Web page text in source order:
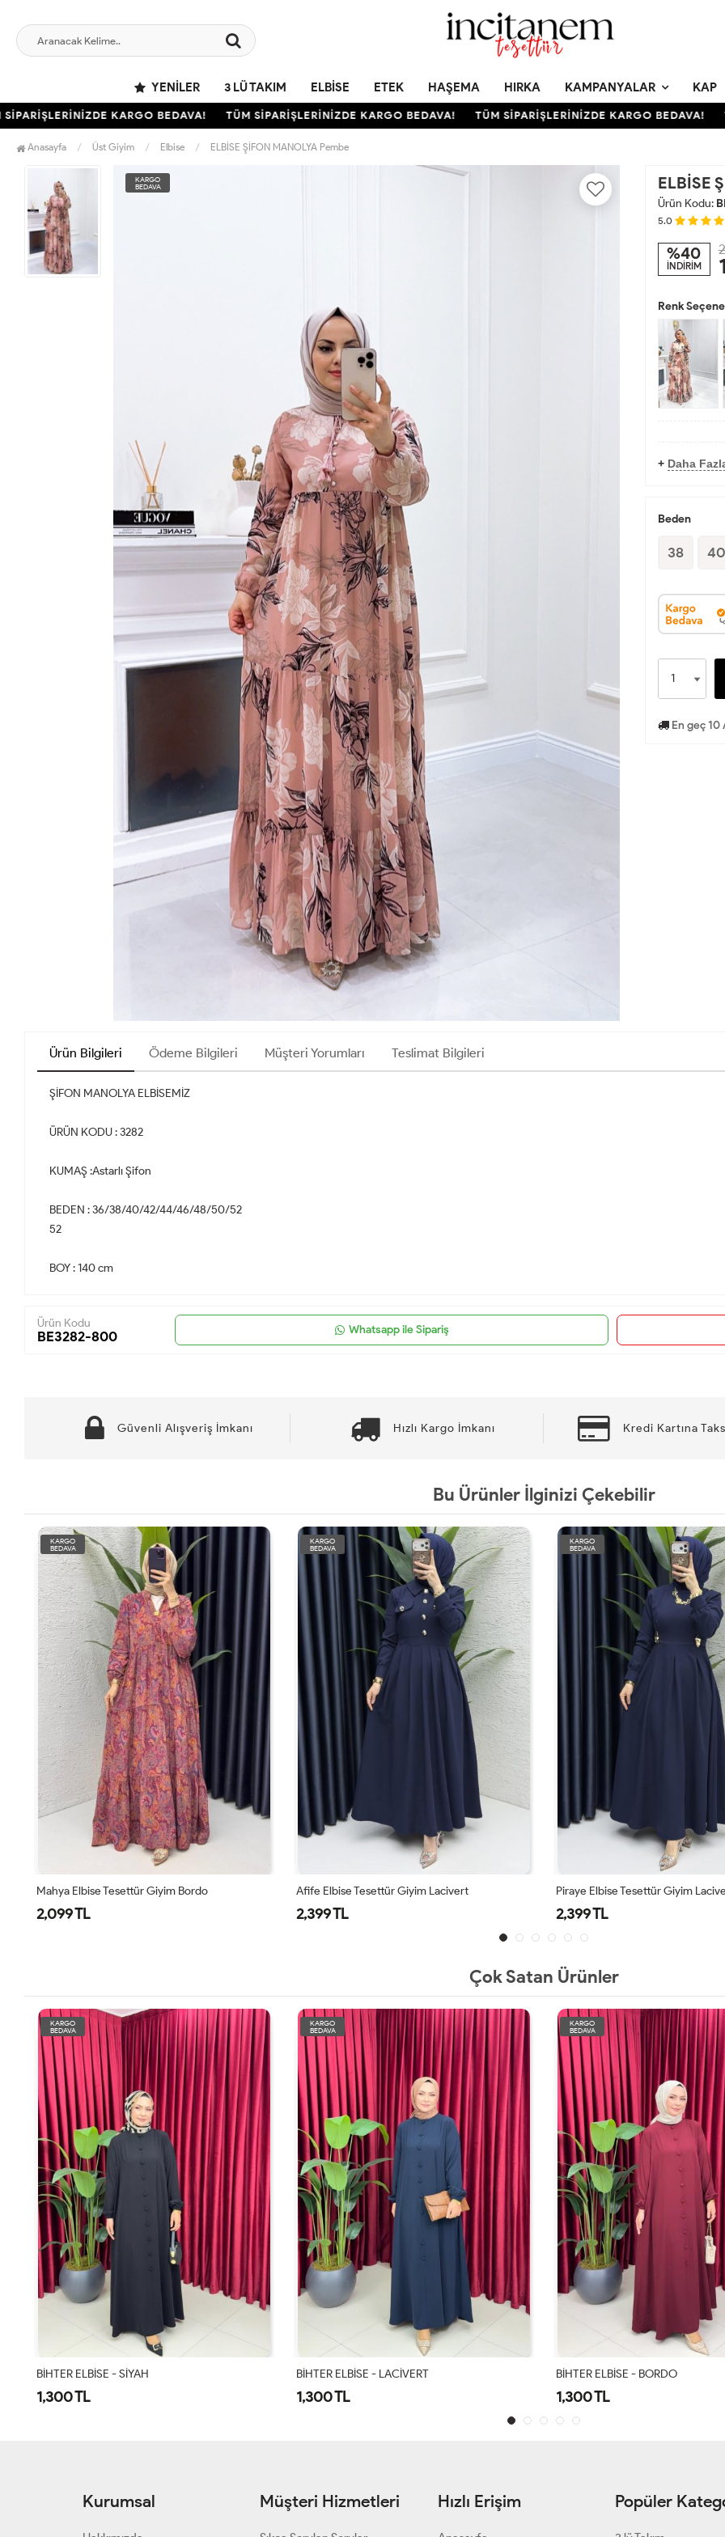
YENILER 3 LÜ TAKIM ELBISE ETEK HAŞEMA HIRKA KAMPANYALAR KAP
KARGO BEDAVA! TÜM SİPARİŞLERİNİZDE KARGO BEDAVA! TÜM SİPARİŞLERİNİZDE KARGO BEDAVA!
Anasayfa Üst Giyim Elbise ELBİSE ŞİFON MANOLYA Pembe
KARGO
BEDAVA
ELBİSE
Ürün Kodu:
5.0
%40
İNDİRİM
Renk
+ Daha
Beden
38 40
En geç 10
Ürün Bilgileri Ödeme Bilgileri Müşteri Yorumları Teslimat Bilgileri
ŞİFON MANOLYA ELBİSEMİZ
ÜRÜN KODU : 3282
KUMAŞ :Astarlı Şifon
BEDEN : 36/38/40/42/44/46/48/50/52
52
BOY : 140 cm
Ürün Kodu
BE3282-800 Whatsapp ile Sipariş
Güvenli Alışveriş İmkanı Hızlı Kargo İmkanı Kredi Kartına
Bu Ürünler İlginizi Çekebilir
KARGO
BEDAVA
Mahya Elbise Tesettür Giyim Bordo
2,099 TL
KARGO
BEDAVA
Afife Elbise Tesettür Giyim Lacivert
2,399 TL
KARGO
BEDAVA
Piraye Elbise Tesettür Giyim
2,399 TL
Çok Satan Ürünler
KARGO
BEDAVA
BİHTER ELBİSE - SİYAH
1,300 TL
KARGO
BEDAVA
BİHTER ELBİSE - LACİVERT
1,300 TL
KARGO
BEDAVA
BİHTER ELBİSE - BORDO
1,300 TL
Kurumsal Müşteri Hizmetleri Hızlı Erişim Popüler